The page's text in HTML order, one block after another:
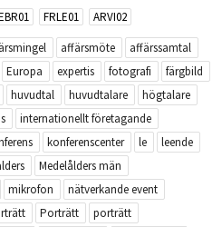
FRLE01
ARVI02
affärsmöte
affärssamtal
Europa expertis fotografi
färgbild
huvudtal huvudtalare
högtalare
internationellt företagande
konferenscenter le
leende
Medelålders män
mikrofon
nätverkande event
Porträtt
porträtt